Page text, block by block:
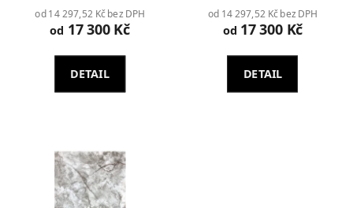
produktu
je
z
od 14 297,52 Kč bez DPH
od 17 300 Kč
DETAIL
od 14 297,52 Kč bez DPH
od 17 300 Kč
DETAIL